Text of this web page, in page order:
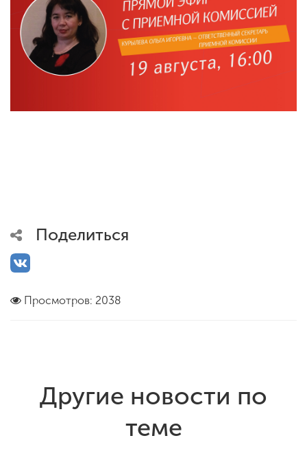
Поделиться
Просмотров: 2038
Другие новости по
теме